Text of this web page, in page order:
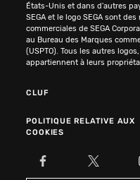
États-Unis et dans d'autres
SEGA et le logo SEGA sont
commerciales de SEGA
au Bureau des Marques
(USPTO). Tous les autres
appartiennent à leurs
CLUF
POLITIQUE RELATIVE AUX
COOKIES